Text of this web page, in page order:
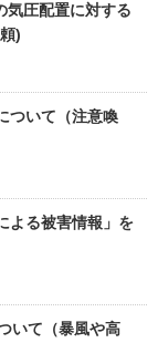
気圧配置に対する
)
ついて（注意喚
よる被害情報」を
いて（暴風や高